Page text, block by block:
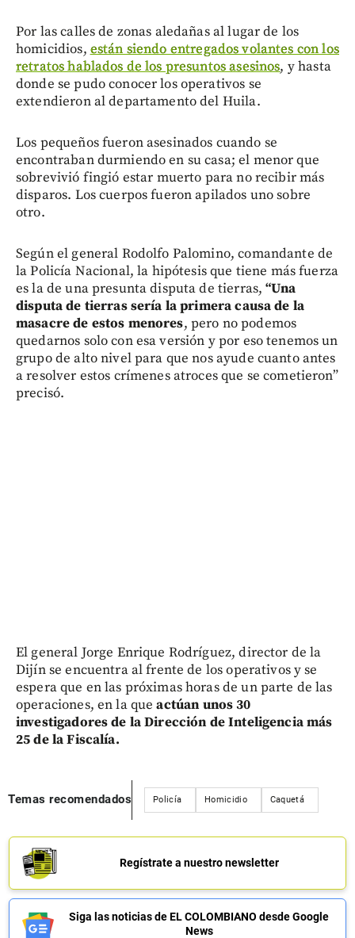
Por las calles de zonas aledañas al lugar de los
homicidios, están siendo entregados volantes con los
retratos hablados de los presuntos asesinos, y hasta
donde se pudo conocer los operativos se
extendieron al departamento del Huila.
Los pequeños fueron asesinados cuando se
encontraban durmiendo en su casa; el menor que
sobrevivió fingió estar muerto para no recibir más
disparos. Los cuerpos fueron apilados uno sobre
otro.
Según el general Rodolfo Palomino, comandante de
la Policía Nacional, la hipótesis que tiene más fuerza
es la de una presunta disputa de tierras,“Una
disputa de tierras sería la primera causa de la
masacre de estos menores, pero no podemos
quedarnos solo con esa versión y por eso tenemos un
grupo de alto nivel para que nos ayude cuanto antes
a resolver estos crímenes atroces que se cometieron”
precisó.
El general Jorge Enrique Rodríguez, director de la
Dijín se encuentra al frente de los operativos y se
espera que en las próximas horas de un parte de las
operaciones, en la queactúan unos 30
investigadores de la Dirección de Inteligencia más
25 de la Fiscalía.
Temas recomendados Policía Homicidio Caquetá
Regístrate a nuestro newsletter
Siga las noticias de EL COLOMBIANO desde Google
News